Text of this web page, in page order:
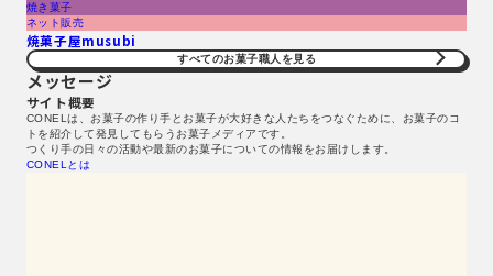
焼き菓子
ネット販売
焼菓子屋musubi
すべてのお菓子職人を見る​
メッセージ
サイト概要
CONELは、お菓子の作り手とお菓子が大好きな人たちをつなぐために、お菓子のコ
トを紹介して発見してもらうお菓子メディアです。
つくり手の日々の活動や最新のお菓子についての情報をお届けします。
CONELとは